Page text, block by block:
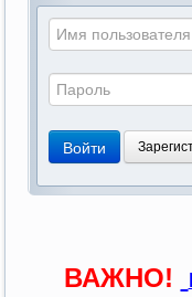
Войти
ВАЖНО!